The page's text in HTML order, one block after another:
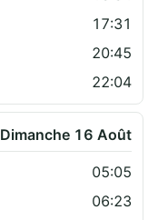
17:31
20:45
22:04
Dimanche 16 Août
05:05
06:23